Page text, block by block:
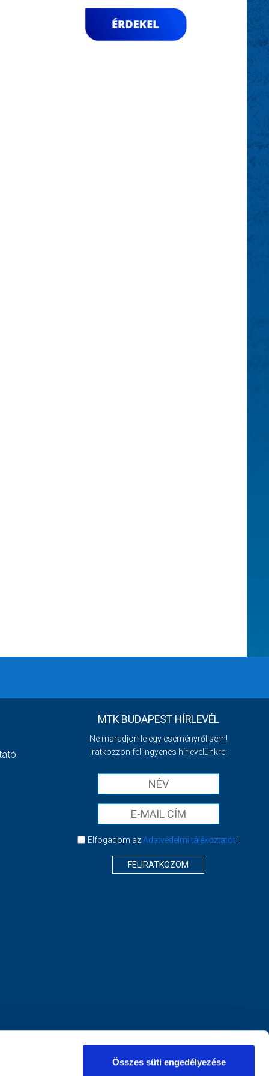
Összes süti engedélyezése
MTK BUDAPEST HÍRLEVÉL
Ne maradjon le egy eseményről sem!
Iratkozzon fel ingyenes hírlevelünkre:
Elfogadom azAdatvédelmi tájékoztatót !
FELIRATKOZOM